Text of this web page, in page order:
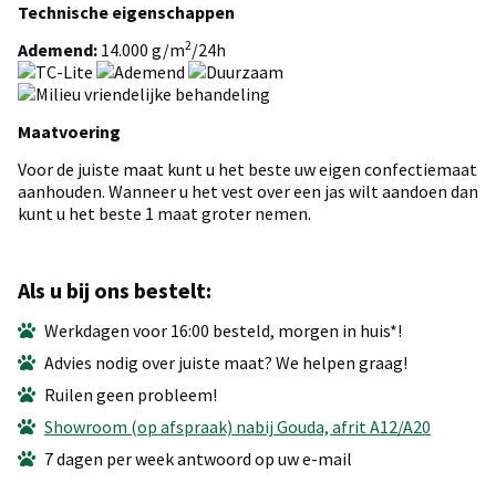
Technische eigenschappen
Ademend: 14.000 g/m2/24h
Maatvoering
Voor de juiste maat kunt u het beste uw eigen confectiemaat
aanhouden. Wanneer u het vest over een jas wilt aandoen dan
kunt u het beste 1 maat groter nemen.
Als u bij ons bestelt:
Werkdagen voor 16:00 besteld, morgen in huis*!
Advies nodig over juiste maat? We helpen graag!
Ruilen geen probleem!
Showroom (op afspraak) nabij Gouda, afrit A12/A20
7 dagen per week antwoord op uw e-mail